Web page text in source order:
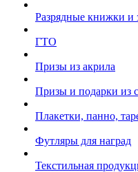
Разрядные книжки и
ГТО
Призы из акрила
Призы и подарки из
Плакетки, панно,
Футляры для наград
Текстильная